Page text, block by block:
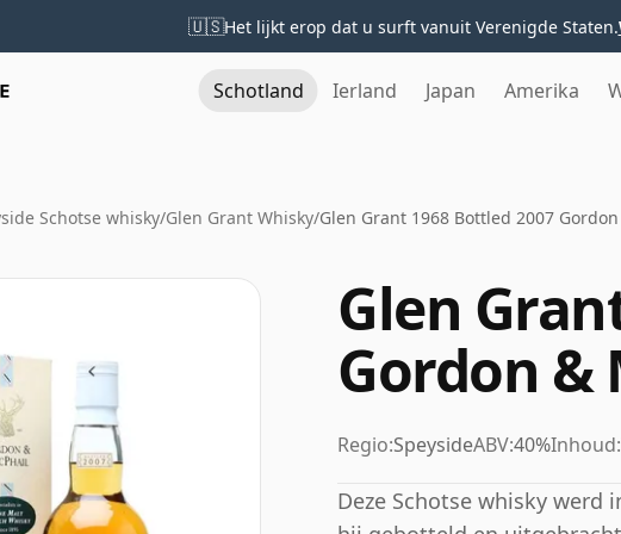
🇺🇸Het lijkt erop dat u surft vanuit Verenigde Staten.
Schotland Ierland Japan Amerika
Schotse whisky/Glen Grant Whisky/Glen Grant 1968 Bottled 2007
Glen
Gordon &
Regio:SpeysideABV:40%Inhoud:
Deze Schotse whisky werd